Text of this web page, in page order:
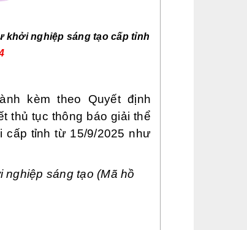
khởi nghiệp sáng tạo cấp tỉnh
kèm theo Quyết định
thủ tục thông báo giải thể
cấp tỉnh từ 15/9/2025 như
nghiệp sáng tạo (Mã hồ